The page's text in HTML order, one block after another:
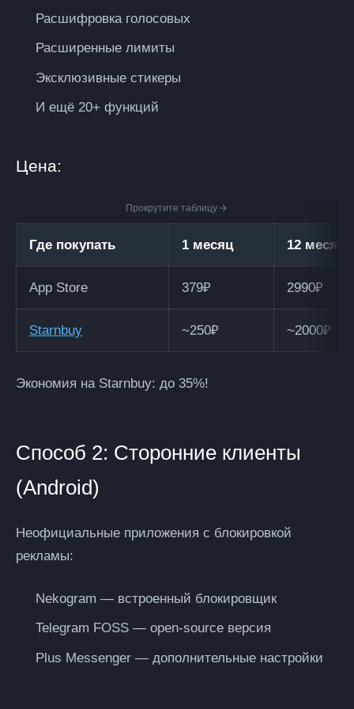
Расшифровка голосовых
Расширенные лимиты
Эксклюзивные стикеры
И ещё 20+ функций
Цена:
Прокрутите таблицу
Где покупать 1 месяц 12
App Store 379₽ 2990₽
Starnbuy ~250₽ ~2000₽
Экономия на Starnbuy: до 35%!
Способ 2: Сторонние клиенты
(Android)
Неофициальные приложения с блокировкой
рекламы:
Nekogram — встроенный блокировщик
Telegram FOSS — open-source версия
Plus Messenger — дополнительные настройки